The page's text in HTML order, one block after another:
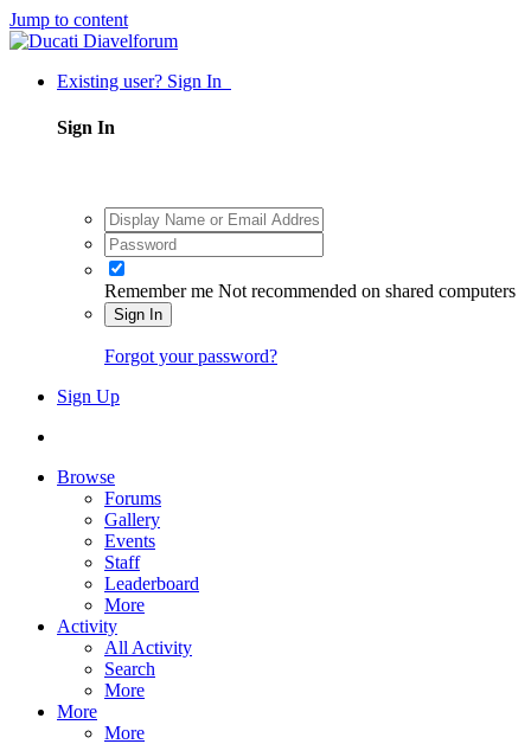
Jump to content
Existing user? Sign In
Sign In
Remember me Not recommended on shared computers
Sign In
Forgot your password?
Sign Up
Browse
Forums
Gallery
Events
Staff
Leaderboard
More
Activity
All Activity
Search
More
More
More